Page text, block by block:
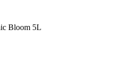
Bloom 5L